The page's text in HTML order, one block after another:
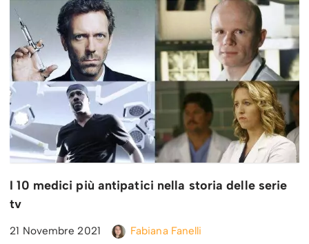
I 10 medici più antipatici nella storia delle serie
tv
21 Novembre 2021 Fabiana Fanelli